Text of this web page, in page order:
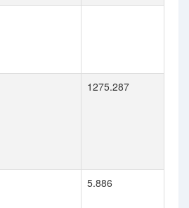
1275.287
5.886